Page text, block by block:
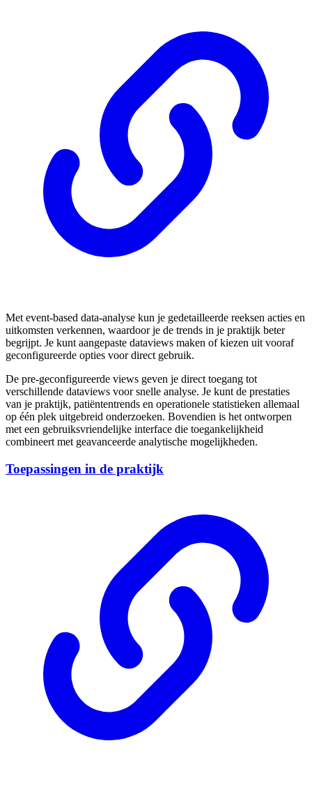
Met event-based data-analyse kun je gedetailleerde reeksen acties en
uitkomsten verkennen, waardoor je de trends in je praktijk beter
begrijpt. Je kunt aangepaste dataviews maken of kiezen uit vooraf
geconfigureerde opties voor direct gebruik.
De pre-geconfigureerde views geven je direct toegang tot
verschillende dataviews voor snelle analyse. Je kunt de prestaties
van je praktijk, patiëntentrends en operationele statistieken allemaal
op één plek uitgebreid onderzoeken. Bovendien is het ontworpen
met een gebruiksvriendelijke interface die toegankelijkheid
combineert met geavanceerde analytische mogelijkheden.
Toepassingen in de praktijk